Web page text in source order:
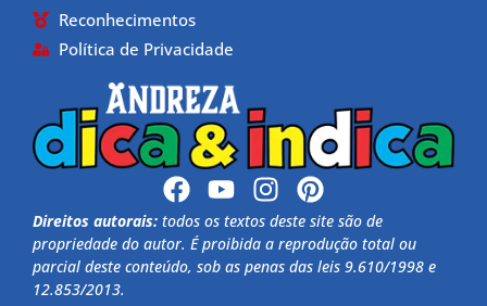
Reconhecimentos
Política de Privacidade
Direitos autorais: todos os textos deste site são de
propriedade do autor. É proibida a reprodução total ou
parcial deste conteúdo, sob as penas das leis 9.610/1998 e
12.853/2013.